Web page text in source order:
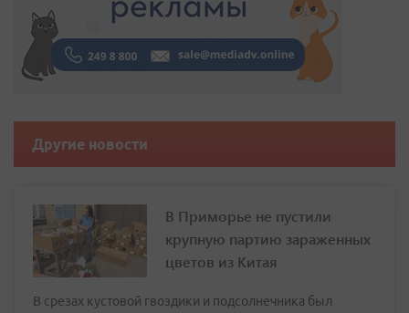
Другие новости
В Приморье не пустили
крупную партию зараженных
цветов из Китая
В срезах кустовой гвоздики и подсолнечника был